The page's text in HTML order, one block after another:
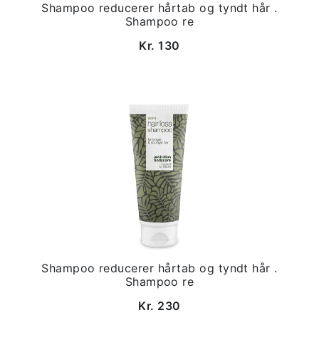
Shampoo reducerer hårtab og tyndt hår .
Shampoo re
Kr. 130
Shampoo reducerer hårtab og tyndt hår .
Shampoo re
Kr. 230